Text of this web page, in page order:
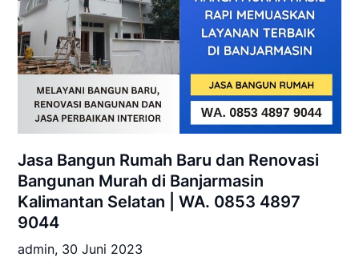
Jasa Bangun Rumah Baru dan Renovasi
Bangunan Murah di Banjarmasin
Kalimantan Selatan | WA. 0853 4897
9044
admin, 30 Juni 2023